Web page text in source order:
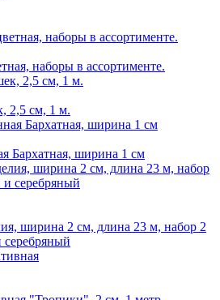
наборы в ассортименте.
2,5 см, 1 м.
Бархатная, ширина 1 см
ширина 2 см, длина 23 м, набор 2
серебряный